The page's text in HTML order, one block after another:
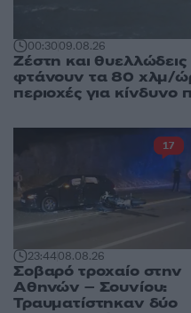
00:3009.08.26
Ζέστη και
φτάνουν τα 80 χλμ/
περιοχές για κίνδυνο
23:4408.08.26
Σοβαρό τροχαίο στην
Αθηνών – Σουνίου:
Τραυματίστηκαν δύο
17